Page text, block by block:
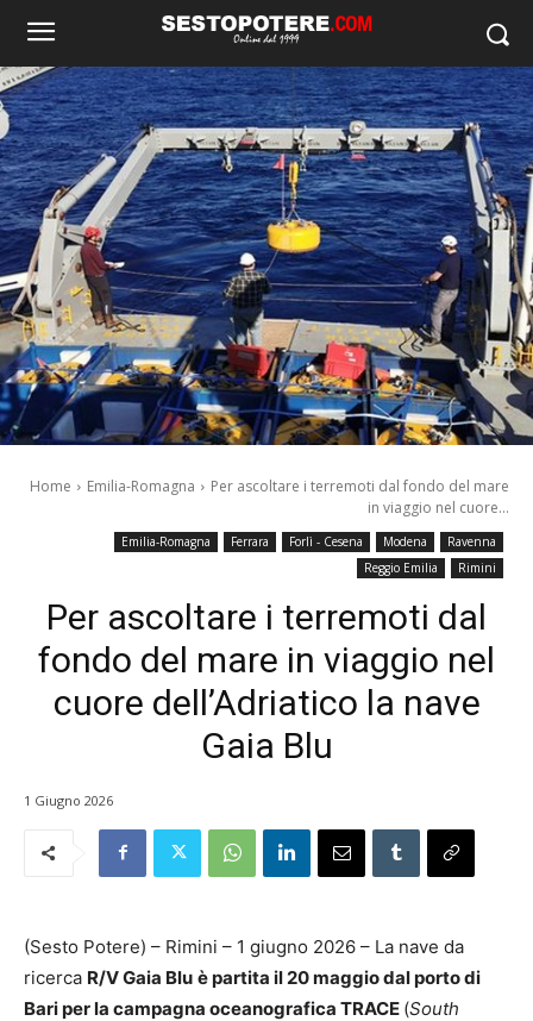
Home Emilia-Romagna
Per ascoltare i terremoti dal fondo del mare
in viaggio nel cuore...
Emilia-Romagna Ferrara Forlì - Cesena Modena
Ravenna
Reggio Emilia
Rimini
Per ascoltare i terremoti dal
fondo del mare in viaggio nel
cuore dell’Adriatico la nave
Gaia Blu
1 Giugno 2026
(Sesto Potere) – Rimini – 1 giugno 2026 – La nave da
ricerca R/V Gaia Blu è partita il 20 maggio dal porto di
Bari per la campagna oceanografica TRACE (South